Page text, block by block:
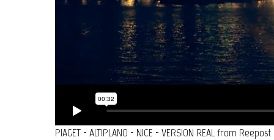
PIAGET - ALTIPLANO - NICE - VERSION REALfrom Reepost